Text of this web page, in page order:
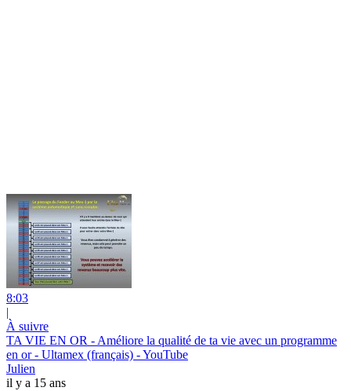
8:03
|
À suivre
TA VIE EN OR - Améliore la qualité de ta vie avec un programme
en or - Ultamex (français) - YouTube
Julien
il y a 15 ans